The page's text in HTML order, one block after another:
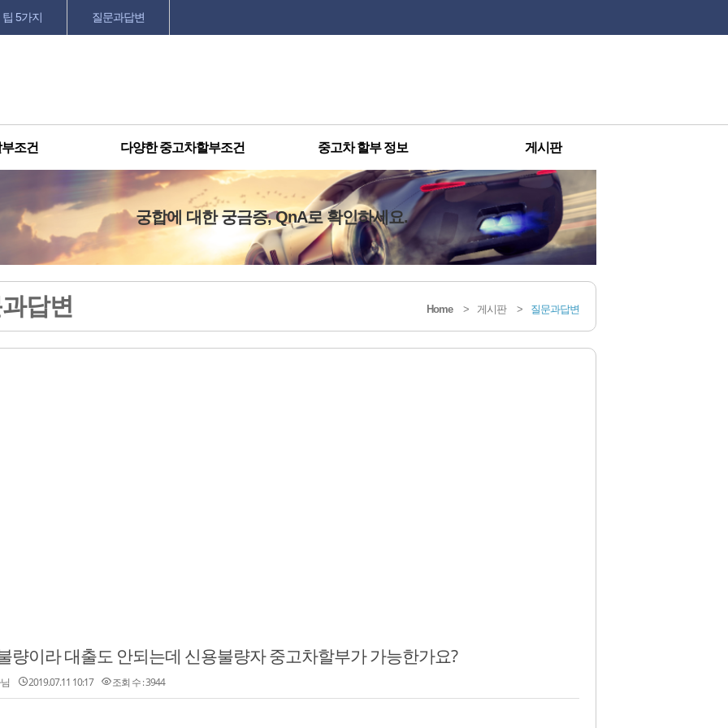
5가지 질문과답변
조건 다양한 중고차할부조건 중고차 할부 정보 게시판
궁합에 대한 궁금증, QnA로 확인하세요.
답변 Home > 게시판 > 질문과답변
량이라 대출도 안되는데 신용불량자 중고차할부가 가능한가요?
2019.07.11 10:17 조회 수 : 3944